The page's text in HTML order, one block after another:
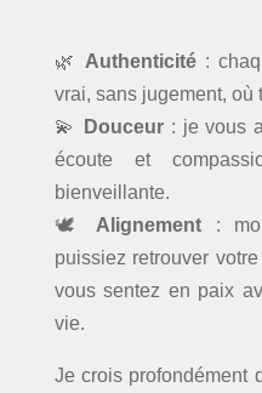
🌿 Authenticité :
vrai, sans jugement, où
💫
Douceur: je vous
écoute et
bienveillante.
🕊️ Alignement :
puissiez retrouver
vous sentez en paix
vie.
Je crois profondément